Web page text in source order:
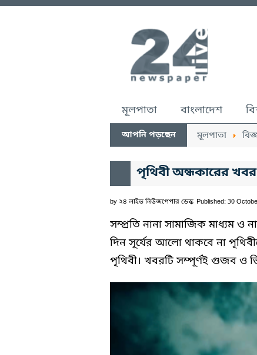
মূলপাতা বাংলাদেশ
আপনি পড়ছেন মূলপাতা
পৃথিবী অন্ধকারের
by ২৪ লাইভ নিউজপেপার ডেস্ক Published: 30
সম্প্রতি নানা সামাজিক মাধ্যম ও
দিন সূর্যের আলো থাকবে না
পৃথিবী। খবরটি সম্পূর্ণই গুজব ও